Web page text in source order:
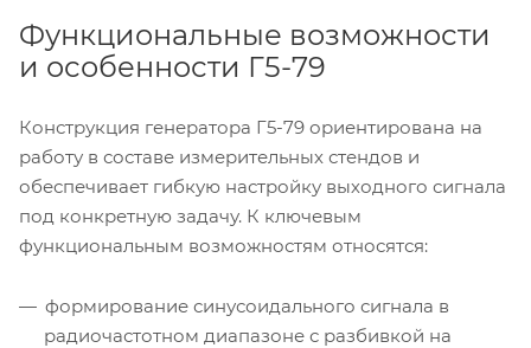
Функциональные возможности
и особенности Г5-79
Конструкция генератора Г5-79 ориентирована на
работу в составе измерительных стендов и
обеспечивает гибкую настройку выходного сигнала
под конкретную задачу. К ключевым
функциональным возможностям относятся:
формирование синусоидального сигнала в
радиочастотном диапазоне с разбивкой на